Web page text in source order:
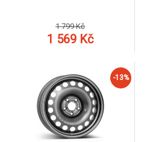
1 799 Kč
1 569 Kč
-13%